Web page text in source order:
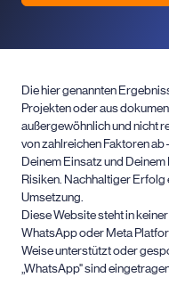
Die hier genannten
Projekten oder aus
außergewöhnlich und nicht
von zahlreichen Faktoren ab
Deinem Einsatz und
Risiken. Nachhaltiger
Umsetzung.
Diese Website steht in
WhatsApp oder Meta
Weise unterstützt oder
„WhatsApp" sind